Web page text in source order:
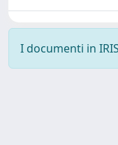
I documenti in